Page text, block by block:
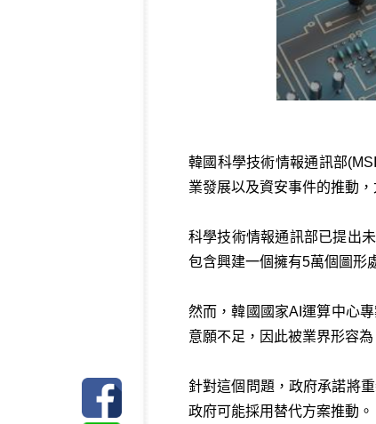
韓國科學技術情報通訊部
業發展以及資安事件的推動
科學技術情報通訊部已提出
包含興建一個擁有5萬個圖形
然而，韓國國家AI運算中心
意願不足，因此被業界形容為
針對這個問題，政府承諾將
政府可能採用替代方案推動。